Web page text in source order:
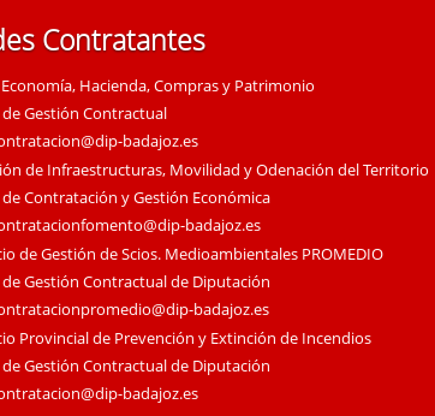
Contratantes
Hacienda, Compras y Patrimonio
Gestión Contractual
badajoz.es
de Infraestructuras, Movilidad y Odenación del Territorio
Contratación y Gestión Económica
badajoz.es
de Gestión de Scios. Medioambientales PROMEDIO
de Gestión Contractual de Diputación
badajoz.es
Provincial de Prevención y Extinción de Incendios
de Gestión Contractual de Diputación
badajoz.es